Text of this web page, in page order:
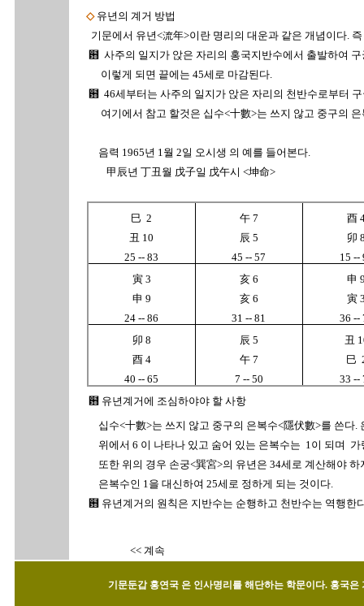
◇ 유년의 계거 방법
기문에서 유년<流年>이란 명리의 대운과 같은 개념이다. 즉
฻ 사주의 일지가 앉은 자리의 홍국지반수에서 출발하여 구
이렇게 되면 끝에는 45세로 마감된다.
฻ 46세부터는 사주의 일지가 앉은 자리의 천반수로부터 구
여기에서 참고 할것은 십수<十數>는 쓰지 않고 중구의 은
음력 1965년 1월 2일 오시생 의 예를 들어본다.
甲辰년 丁丑월 戊子일 戊午시 <坤命>
巳 2
丑 10
25 -- 83
午 7
辰 5
45 -- 57
酉
卯
15 --
寅 3
申 9
24 -- 86
亥 6
亥 6
31 -- 81
申
寅
36 --
卯 8
酉 4
40 -- 65
辰 5
午 7
7 -- 50
丑
巳
33 --
฻ 유년계거에 조심하야야 할 사항
십수<十數>는 쓰지 않고 중구의 은복수<隱伏數>를 쓴다
위에서 6 이 나타나 있고 숨어 있는 은복수는 1이 되며 가
또한 위의 경우 손궁<巽宮>의 유년은 34세로 계산해야 하
은복수인 1을 대신하여 25세로 정하게 되는 것이다.
฻ 유년계거의 원칙은 지반수는 순행하고 천반수는 역행한
<< 계속
기문둔갑 홍연국 은 인사명리를 해단하는 학문이다. 홍국은